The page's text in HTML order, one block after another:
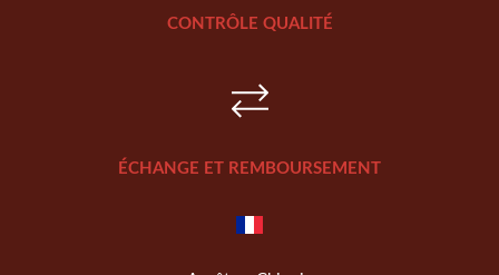
CONTRÔLE QUALITÉ
ÉCHANGE ET REMBOURSEMENT